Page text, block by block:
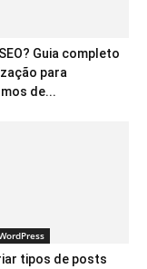
Guia completo
para
de...
tipos de posts